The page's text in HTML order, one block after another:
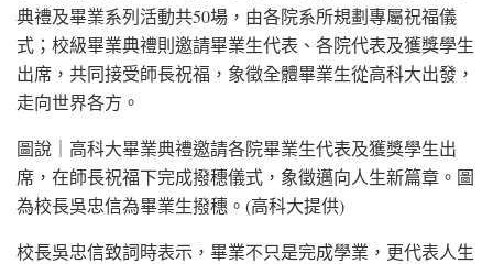
典禮及畢業系列活動共50場，由各院系所規劃專屬祝福儀
式；校級畢業典禮則邀請畢業生代表、各院代表及獲獎學生
出席，共同接受師長祝福，象徵全體畢業生從高科大出發，
走向世界各方。
圖說｜高科大畢業典禮邀請各院畢業生代表及獲獎學生出
席，在師長祝福下完成撥穗儀式，象徵邁向人生新篇章。圖
為校長吳忠信為畢業生撥穗。(高科大提供)
校長吳忠信致詞時表示，畢業不只是完成學業，更代表人生